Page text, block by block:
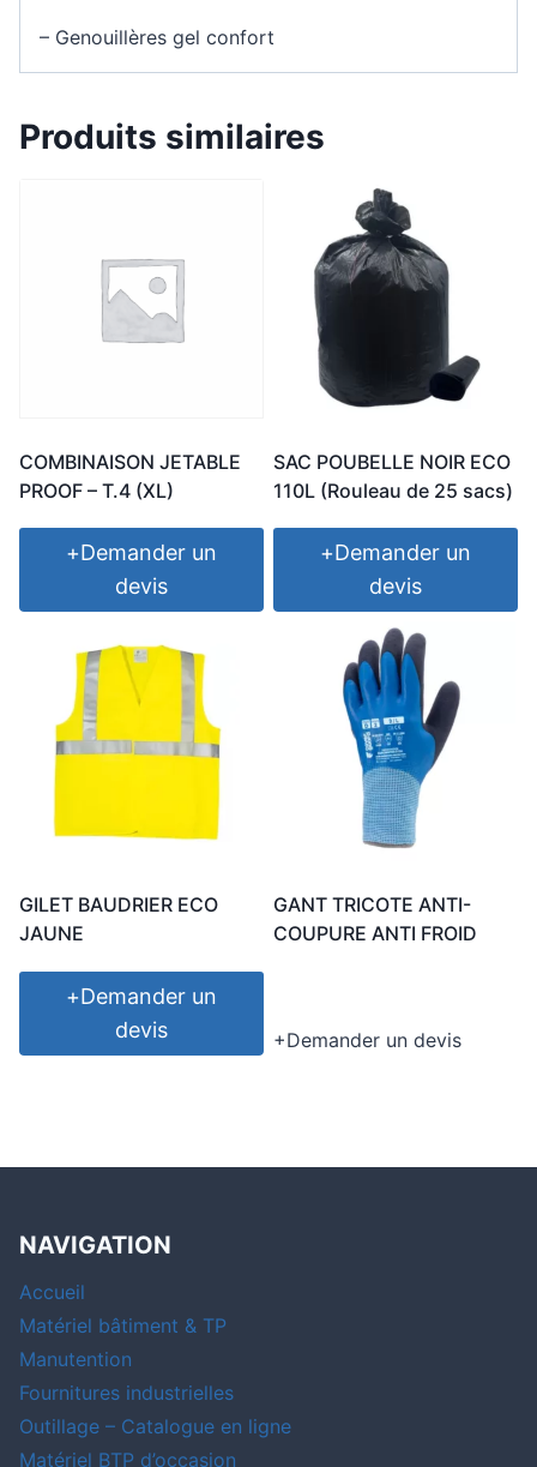
– Genouillères gel confort
Produits similaires
COMBINAISON JETABLE
PROOF – T.4 (XL)
+Demander un
devis
SAC POUBELLE NOIR ECO
110L (Rouleau de 25 sacs)
+Demander un
devis
GILET BAUDRIER ECO
JAUNE
+Demander un
devis
GANT TRICOTE ANTI-
COUPURE ANTI FROID
+Demander un devis
NAVIGATION
Accueil
Matériel bâtiment & TP
Manutention
Fournitures industrielles
Outillage – Catalogue en ligne
Matériel BTP d’occasion